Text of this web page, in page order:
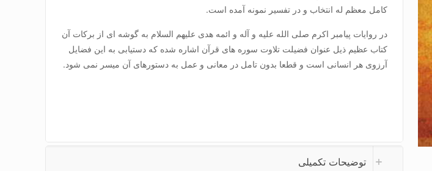
کامل معظم له انتخاب و در تفسیر نمونه آمده است.
در روایات پیامبر اکرم صلی الله علیه و آله و ائمه هدی علیهم السلام به گوشه ای از برکات آن
کتاب عظیم ذیل عنوان فضیلت تلاوت سوره های قرآن اشاره شده که دستیابی به این فضایل
آرزوی هر انسانی است و قطعا بدون تامل در معانی و عمل به دستورهای آن میسر نمی شود.
توضیحات تکمیلی